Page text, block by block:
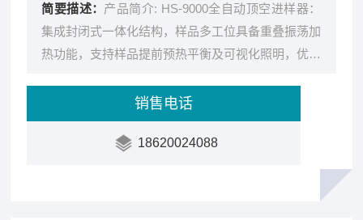
简要描述： 产品简介: HS-9000全自动顶空进样器：
集成封闭式一体化结构，样品多工位具备重叠振荡加
热功能，支持样品提前预热平衡及可视化照明，优化
销售电话
18620024088